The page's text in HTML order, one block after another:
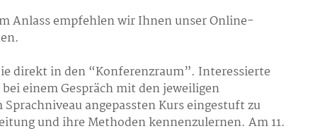
Anlass empfehlen wir Ihnen unser Online-
direkt in den “Konferenzraum”. Interessierte
einem Gespräch mit den jeweiligen
angepassten Kurs eingestuft zu
und ihre Methoden kennenzulernen. Am 11.